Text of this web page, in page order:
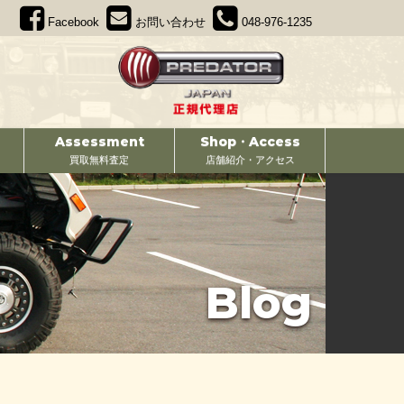
Facebook お問い合わせ 048-976-1235
Assessment
買取無料査定
Shop・Access
店舗紹介・アクセス
Blog